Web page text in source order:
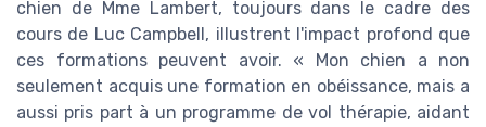
chien de Mme Lambert, toujours dans le cadre des
cours de Luc Campbell, illustrent l'impact profond que
ces formations peuvent avoir. « Mon chien a non
seulement acquis une formation en obéissance, mais a
aussi pris part à un programme de vol thérapie, aidant